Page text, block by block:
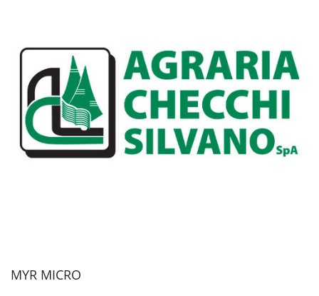
MYR MICRO